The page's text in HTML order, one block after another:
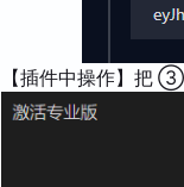
【插件中操作】把